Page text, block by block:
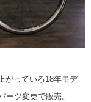
がっている18年モデ
ーツ変更で販売。